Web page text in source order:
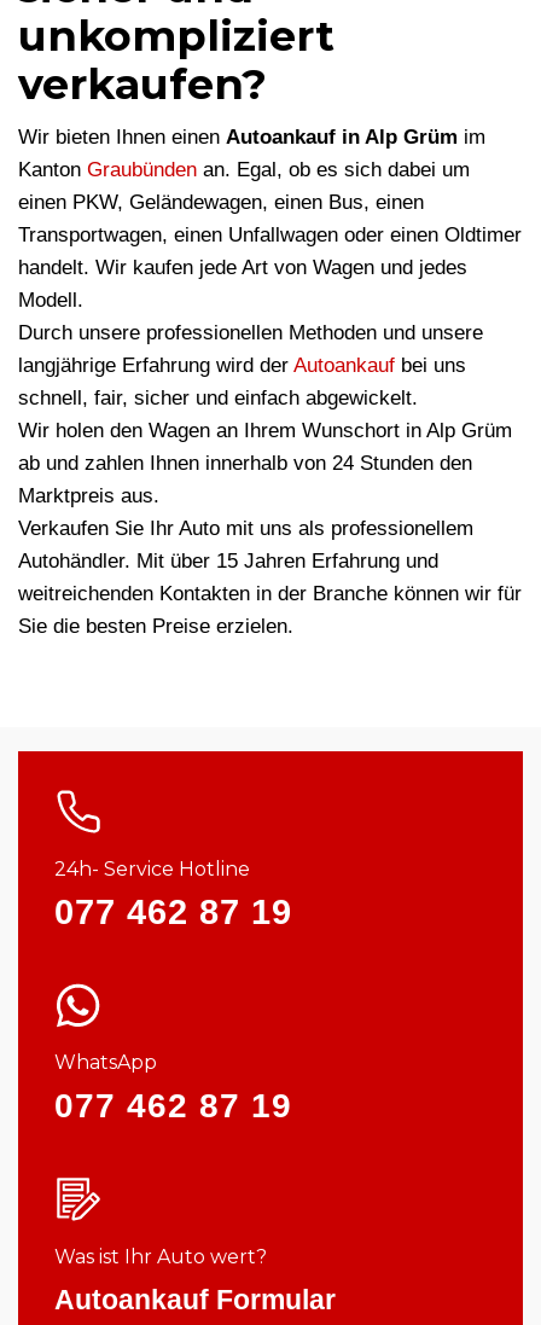
unkompliziert
verkaufen?
Wir bieten Ihnen einen Autoankauf in Alp Grüm im
Kanton Graubünden an. Egal, ob es sich dabei um
einen PKW, Geländewagen, einen Bus, einen
Transportwagen, einen Unfallwagen oder einen Oldtimer
handelt. Wir kaufen jede Art von Wagen und jedes
Modell.
Durch unsere professionellen Methoden und unsere
langjährige Erfahrung wird der Autoankauf bei uns
schnell, fair, sicher und einfach abgewickelt.
Wir holen den Wagen an Ihrem Wunschort in Alp Grüm
ab und zahlen Ihnen innerhalb von 24 Stunden den
Marktpreis aus.
Verkaufen Sie Ihr Auto mit uns als professionellem
Autohändler. Mit über 15 Jahren Erfahrung und
weitreichenden Kontakten in der Branche können wir für
Sie die besten Preise erzielen.
24h- Service Hotline
077 462 87 19
WhatsApp
077 462 87 19
Was ist Ihr Auto wert?
Autoankauf Formular